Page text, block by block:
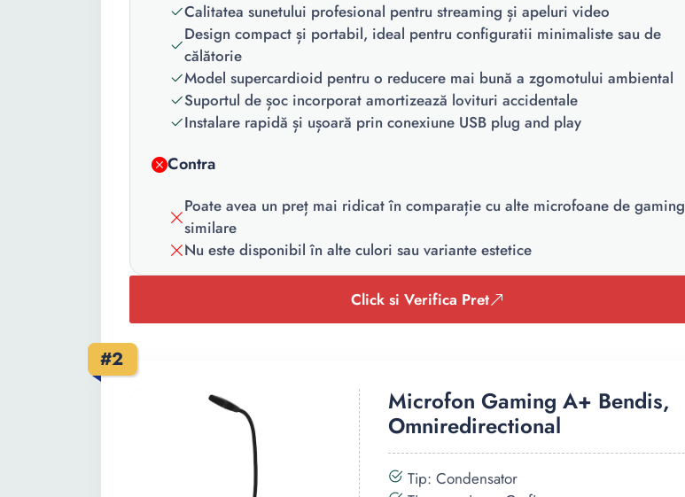
Raport semnal zgomot:
110 dB
Calitatea sunetului profesional pentru streaming și apeluri video
Design compact și portabil, ideal pentru configuratii minimaliste sau de
călătorie
Model supercardioid pentru o reducere mai bună a zgomotului ambiental
Suportul de șoc incorporat amortizează lovituri accidentale
Instalare rapidă și ușoară prin conexiune USB plug and play
Contra
Poate avea un preț mai ridicat în comparație cu alte microfoane de gaming
similare
Nu este disponibil în alte culori sau variante estetice
Click si Verifica Pret
#2
Microfon Gaming A+ Bendis,
Omniredirectional
Tip: Condensator